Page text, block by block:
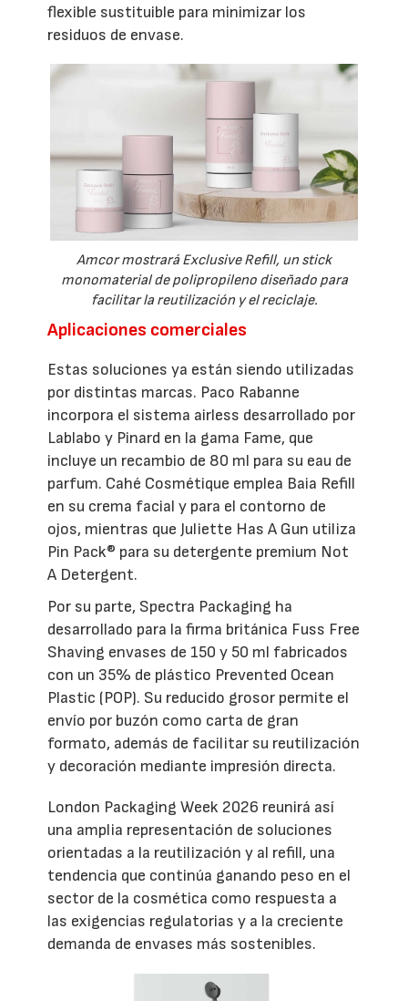
flexible sustituible para minimizar los
residuos de envase.
Amcor mostrará Exclusive Refill, un stick
monomaterial de polipropileno diseñado para
facilitar la reutilización y el reciclaje.
Aplicaciones comerciales
Estas soluciones ya están siendo utilizadas
por distintas marcas. Paco Rabanne
incorpora el sistema airless desarrollado por
Lablabo y Pinard en la gama Fame, que
incluye un recambio de 80 ml para su eau de
parfum. Cahé Cosmétique emplea Baia Refill
en su crema facial y para el contorno de
ojos, mientras que Juliette Has A Gun utiliza
Pin Pack® para su detergente premium Not
A Detergent.
Por su parte, Spectra Packaging ha
desarrollado para la firma británica Fuss Free
Shaving envases de 150 y 50 ml fabricados
con un 35% de plástico Prevented Ocean
Plastic (POP). Su reducido grosor permite el
envío por buzón como carta de gran
formato, además de facilitar su reutilización
y decoración mediante impresión directa.
London Packaging Week 2026 reunirá así
una amplia representación de soluciones
orientadas a la reutilización y al refill, una
tendencia que continúa ganando peso en el
sector de la cosmética como respuesta a
las exigencias regulatorias y a la creciente
demanda de envases más sostenibles.